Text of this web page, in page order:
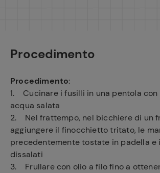
Procedimento
Procedimento:
1. Cucinare i fusilli in una pentola
acqua salata
2. Nel frattempo, nel bicchiere di un
aggiungere il finocchietto tritato, le
precedentemente tostate in padella e
dissalati
3. Frullare con olio a filo fino a